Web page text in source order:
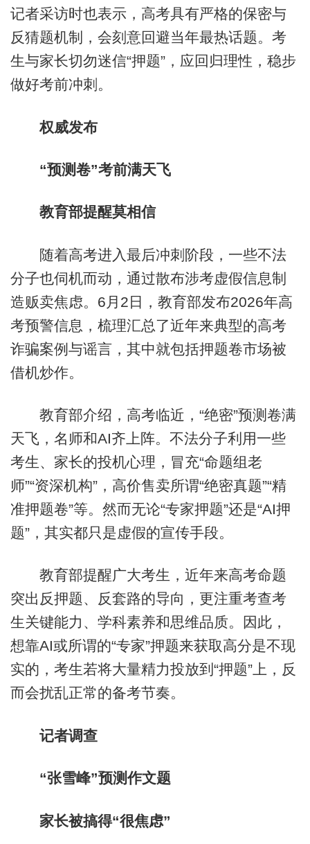
记者采访时也表示，高考具有严格的保密与
反猜题机制，会刻意回避当年最热话题。考
生与家长切勿迷信“押题”，应回归理性，稳步
做好考前冲刺。
权威发布
“预测卷”考前满天飞
教育部提醒莫相信
随着高考进入最后冲刺阶段，一些不法
分子也伺机而动，通过散布涉考虚假信息制
造贩卖焦虑。6月2日，教育部发布2026年高
考预警信息，梳理汇总了近年来典型的高考
诈骗案例与谣言，其中就包括押题卷市场被
借机炒作。
教育部介绍，高考临近，“绝密”预测卷满
天飞，名师和AI齐上阵。不法分子利用一些
考生、家长的投机心理，冒充“命题组老
师”“资深机构”，高价售卖所谓“绝密真题”“精
准押题卷”等。然而无论“专家押题”还是“AI押
题”，其实都只是虚假的宣传手段。
教育部提醒广大考生，近年来高考命题
突出反押题、反套路的导向，更注重考查考
生关键能力、学科素养和思维品质。因此，
想靠AI或所谓的“专家”押题来获取高分是不现
实的，考生若将大量精力投放到“押题”上，反
而会扰乱正常的备考节奏。
记者调查
“张雪峰”预测作文题
家长被搞得“很焦虑”